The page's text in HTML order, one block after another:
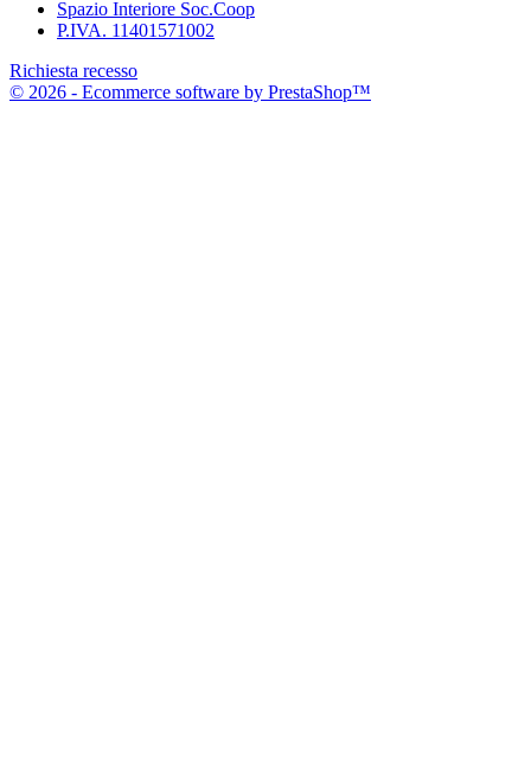
Spazio Interiore Soc.Coop
P.IVA. 11401571002
Richiesta recesso
© 2026 - Ecommerce software by PrestaShop™